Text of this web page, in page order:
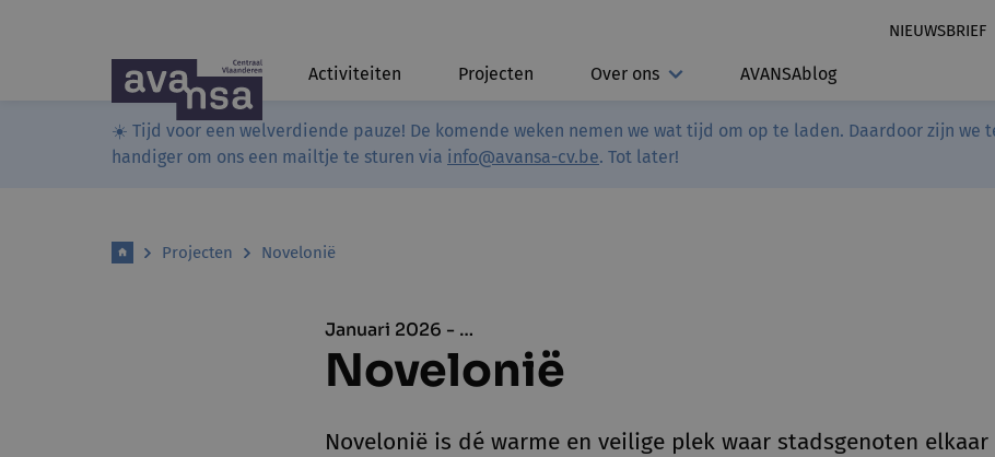
NIEUWSBRIEF
Activiteiten Projecten Over ons AVANSAblog
☀️ Tijd voor een welverdiende pauze! De komende weken nemen we wat tijd om op te laden. Daardoor zijn
handiger om ons een mailtje te sturen via info@avansa-cv.be. Tot later!
Projecten Novelonië
Januari 2026 - …
Novelonië
Novelonië is dé warme en veilige plek waar stadsgenoten elkaar